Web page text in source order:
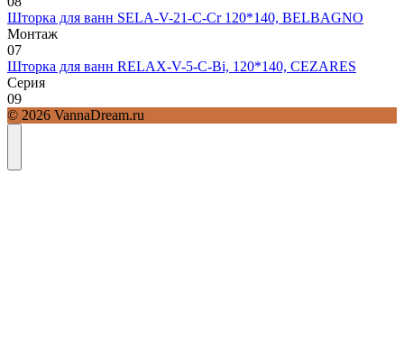
Шторка для ванн SELA-V-21-C-Cr 120*140, BELBAGNO
Монтаж
07
Шторка для ванн RELAX-V-5-C-Bi, 120*140, CEZARES
Серия
09
© 2026 VannaDream.ru